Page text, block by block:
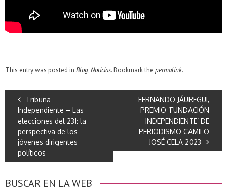
This entry was posted in Blog,Noticias. Bookmark the permalink.
Tribuna
Independiente – Las
elecciones del 23J: la
perspectiva de los
jóvenes dirigentes
políticos
FERNANDO JÁUREGUI,
PREMIO ‘FUNDACIÓN
INDEPENDIENTE’ DE
PERIODISMO CAMILO
JOSÉ CELA 2023
BUSCAR EN LA WEB